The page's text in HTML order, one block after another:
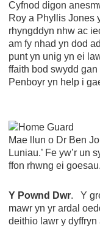
Cyfnod digon
Roy a Phyllis Jones
rhyngddyn nhw ac
am fy nhad yn dod
punt yn unig yn ei
ffaith bod swydd gan
Penboyr yn help i
Mae llun o Dr Ben
Luniau.’ Fe yw’r un
ffon rhwng ei goesau.
Y Pownd Dwr. Y
mawr yn yr ardal
deithio lawr y dyffryn